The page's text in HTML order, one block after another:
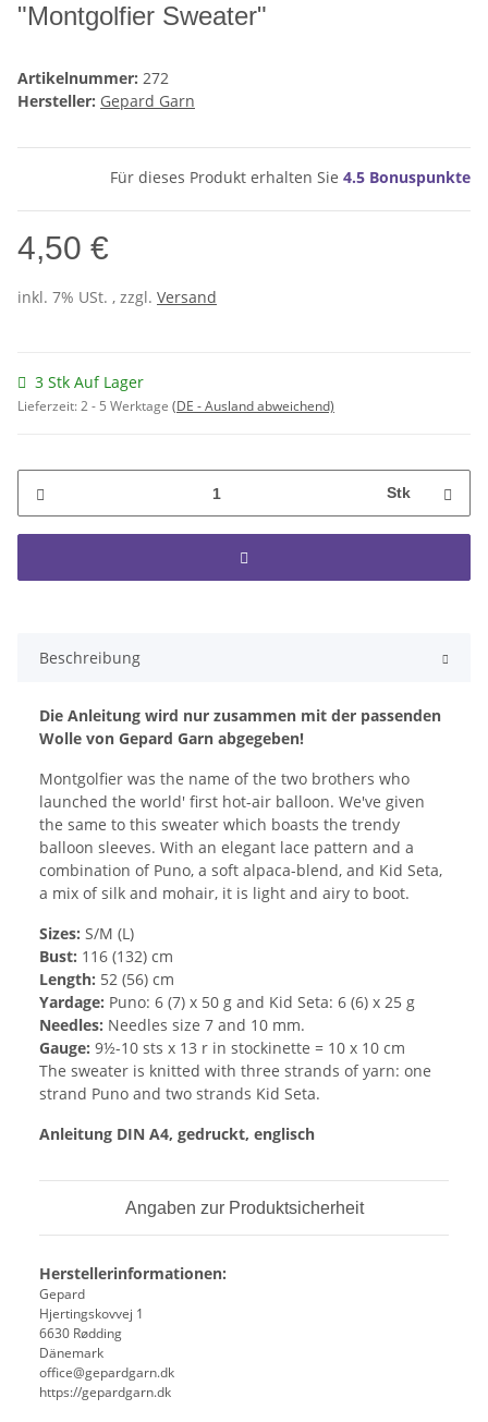
"Montgolfier Sweater"
Artikelnummer: 272
Hersteller: Gepard Garn
Für dieses Produkt erhalten Sie 4.5 Bonuspunkte
4,50 €
inkl. 7% USt. , zzgl. Versand
3 Stk Auf Lager
Lieferzeit:2 - 5 Werktage (DE - Ausland abweichend)
Stk
Beschreibung
Die Anleitung wird nur zusammen mit der passenden
Wolle von Gepard Garn abgegeben!
Montgolfier was the name of the two brothers who
launched the world' first hot-air balloon. We've given
the same to this sweater which boasts the trendy
balloon sleeves. With an elegant lace pattern and a
combination of Puno, a soft alpaca-blend, and Kid Seta,
a mix of silk and mohair, it is light and airy to boot.
Sizes: S/M (L)
Bust: 116 (132) cm
Length: 52 (56) cm
Yardage: Puno: 6 (7) x 50 g and Kid Seta: 6 (6) x 25 g
Needles: Needles size 7 and 10 mm.
Gauge: 9½-10 sts x 13 r in stockinette = 10 x 10 cm
The sweater is knitted with three strands of yarn: one
strand Puno and two strands Kid Seta.
Anleitung DIN A4, gedruckt, englisch
Angaben zur Produktsicherheit
Herstellerinformationen:
Gepard
Hjertingskovvej 1
6630 Rødding
Dänemark
office@gepardgarn.dk
https://gepardgarn.dk